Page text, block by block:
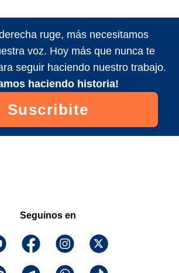
ruge, más necesitamos
voz. Hoy más que nunca te
seguir haciendo nuestro trabajo.
haciendo historia!
Suscribite
Seguinos en